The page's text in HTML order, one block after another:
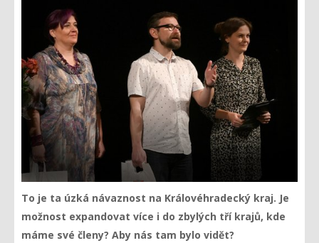
To je ta úzká návaznost na Královéhradecký kraj. Je
možnost expandovat více i do zbylých tří krajů, kde
máme své členy? Aby nás tam bylo vidět?